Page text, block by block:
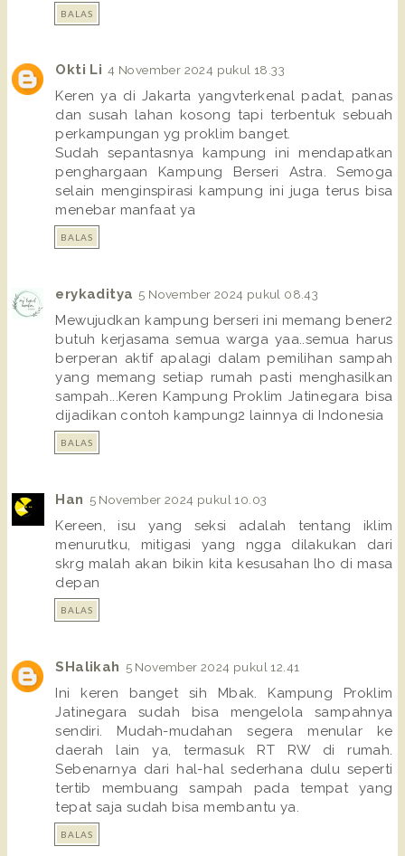
BALAS
Okti Li 4 November 2024 pukul 18.33
Keren ya di Jakarta yangvterkenal padat, panas
dan susah lahan kosong tapi terbentuk sebuah
perkampungan yg proklim banget.
Sudah sepantasnya kampung ini mendapatkan
penghargaan Kampung Berseri Astra. Semoga
selain menginspirasi kampung ini juga terus bisa
menebar manfaat ya
BALAS
erykaditya 5 November 2024 pukul 08.43
Mewujudkan kampung berseri ini memang bener2
butuh kerjasama semua warga yaa..semua harus
berperan aktif apalagi dalam pemilihan sampah
yang memang setiap rumah pasti menghasilkan
sampah...Keren Kampung Proklim Jatinegara bisa
dijadikan contoh kampung2 lainnya di Indonesia
BALAS
Han 5 November 2024 pukul 10.03
Kereen, isu yang seksi adalah tentang iklim
menurutku, mitigasi yang ngga dilakukan dari
skrg malah akan bikin kita kesusahan lho di masa
depan
BALAS
SHalikah 5 November 2024 pukul 12.41
Ini keren banget sih Mbak. Kampung Proklim
Jatinegara sudah bisa mengelola sampahnya
sendiri. Mudah-mudahan segera menular ke
daerah lain ya, termasuk RT RW di rumah.
Sebenarnya dari hal-hal sederhana dulu seperti
tertib membuang sampah pada tempat yang
tepat saja sudah bisa membantu ya.
BALAS